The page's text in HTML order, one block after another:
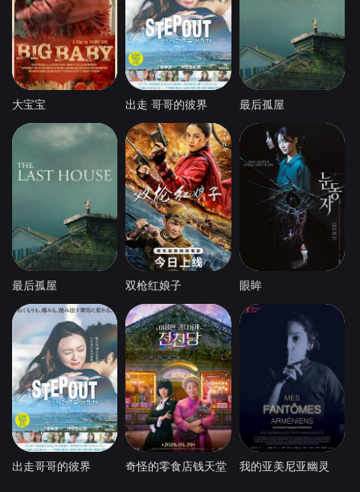
大宝宝 出走 哥哥的彼界 最后孤屋
最后孤屋 双枪红娘子 眼眸
出走哥哥的彼界 奇怪的零食店钱天堂 我的亚美尼亚幽灵